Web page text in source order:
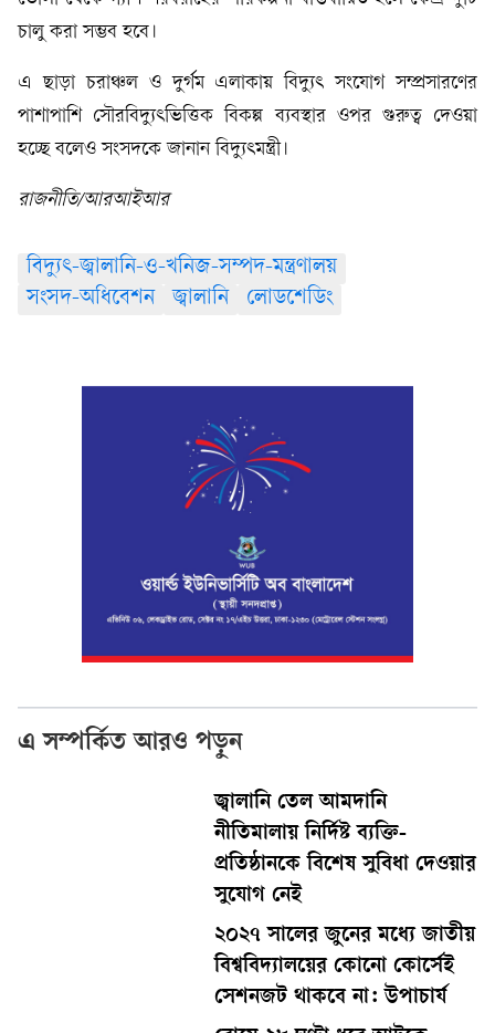
চালু করা সম্ভব হবে।
এ ছাড়া চরাঞ্চল ও দুর্গম এলাকায় বিদ্যুৎ সংযোগ সম্প্রসারণের
পাশাপাশি সৌরবিদ্যুৎভিত্তিক বিকল্প ব্যবস্থার ওপর গুরুত্ব দেওয়া
হচ্ছে বলেও সংসদকে জানান বিদ্যুৎমন্ত্রী।
রাজনীতি/আরআইআর
বিদ্যুৎ-জ্বালানি-ও-খনিজ-সম্পদ-মন্ত্রণালয়
সংসদ-অধিবেশন
জ্বালানি লোডশেডিং
এ সম্পর্কিত আরও পড়ুন
জ্বালানি তেল আমদানি
নীতিমালায় নির্দিষ্ট ব্যক্তি-
প্রতিষ্ঠানকে বিশেষ সুবিধা দেওয়ার
সুযোগ নেই
২০২৭ সালের জুনের মধ্যে জাতীয়
বিশ্ববিদ্যালয়ের কোনো কোর্সেই
সেশনজট থাকবে না: উপাচার্য